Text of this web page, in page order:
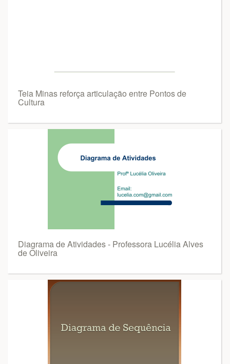
Teia Minas reforça articulação entre Pontos de
Cultura
Diagrama de Atividades - Professora Lucélia Alves
de Oliveira